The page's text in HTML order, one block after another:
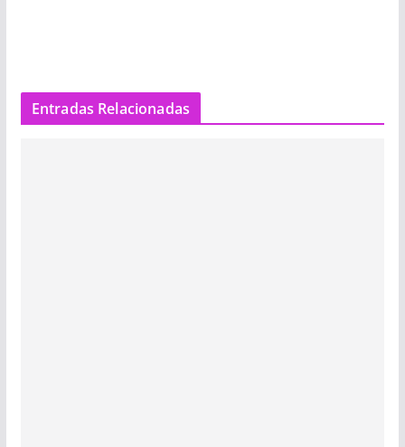
Entradas Relacionadas